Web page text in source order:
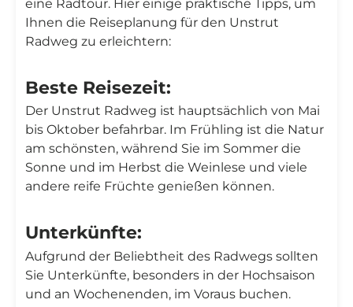
eine Radtour. Hier einige praktische Tipps, um
Ihnen die Reiseplanung für den Unstrut
Radweg zu erleichtern:
Beste Reisezeit:
Der Unstrut Radweg ist hauptsächlich von Mai
bis Oktober befahrbar. Im Frühling ist die Natur
am schönsten, während Sie im Sommer die
Sonne und im Herbst die Weinlese und viele
andere reife Früchte genießen können.
Unterkünfte:
Aufgrund der Beliebtheit des Radwegs sollten
Sie Unterkünfte, besonders in der Hochsaison
und an Wochenenden, im Voraus buchen.